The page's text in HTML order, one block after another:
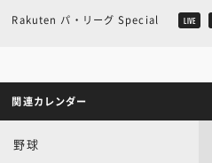
Rakuten パ・リーグ Special LIVE
関連カレンダー
野球